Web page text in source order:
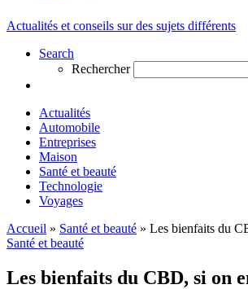
Actualités et conseils sur des sujets différents
Search
Rechercher
Actualités
Automobile
Entreprises
Maison
Santé et beauté
Technologie
Voyages
Accueil » Santé et beauté » Les bienfaits du
Santé et beauté
Les bienfaits du CBD, si on